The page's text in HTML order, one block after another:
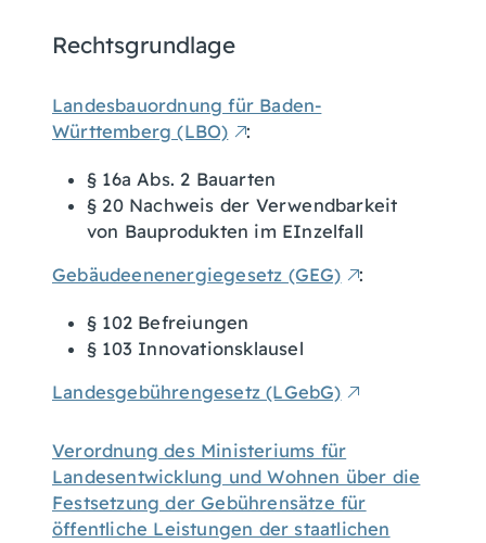
Rechtsgrundlage
Landesbauordnung für Baden-
Württemberg (LBO)
:
§ 16a Abs. 2 Bauarten
§ 20 Nachweis der Verwendbarkeit
von Bauprodukten im EInzelfall
Gebäudeenenergiegesetz (GEG)
:
§ 102 Befreiungen
§ 103 Innovationsklausel
Landesgebührengesetz (LGebG)
Verordnung des Ministeriums für
Landesentwicklung und Wohnen über die
Festsetzung der Gebührensätze für
öffentliche Leistungen der staatlichen